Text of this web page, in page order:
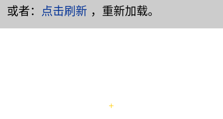
或者： 点击刷新 ，重新加载。